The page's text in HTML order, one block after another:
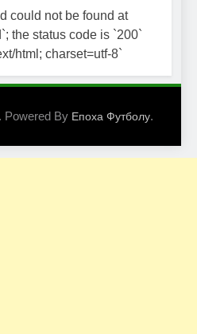
could not be found at
the status code is `200`
html; charset=utf-8`
Powered By Епоха Футболу.